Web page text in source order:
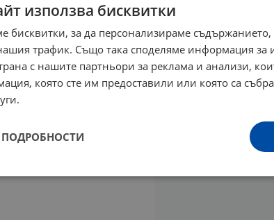
използва бисквитки
бисквитки, за да персонализираме
трафик. Също така споделяме информация за
с нашите партньори за реклама и анализи,
която сте им предоставили или която са
ПОДРОБНОСТИ